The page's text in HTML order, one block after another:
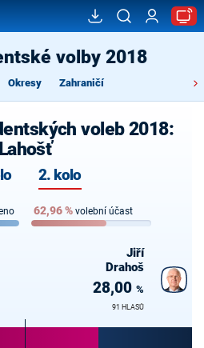
volby 2018
Okresy Zahraničí
voleb 2018:
Lahošť
2. kolo
62,96% volební účast
Jiří
Drahoš
28,00 %
91 HLASŮ